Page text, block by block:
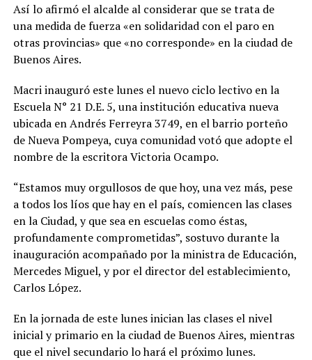
Así lo afirmó el alcalde al considerar que se trata de
una medida de fuerza «en solidaridad con el paro en
otras provincias» que «no corresponde» en la ciudad de
Buenos Aires.
Macri inauguró este lunes el nuevo ciclo lectivo en la
Escuela N° 21 D.E. 5, una institución educativa nueva
ubicada en Andrés Ferreyra 3749, en el barrio porteño
de Nueva Pompeya, cuya comunidad votó que adopte el
nombre de la escritora Victoria Ocampo.
“Estamos muy orgullosos de que hoy, una vez más, pese
a todos los líos que hay en el país, comiencen las clases
en la Ciudad, y que sea en escuelas como éstas,
profundamente comprometidas”, sostuvo durante la
inauguración acompañado por la ministra de Educación,
Mercedes Miguel, y por el director del establecimiento,
Carlos López.
En la jornada de este lunes inician las clases el nivel
inicial y primario en la ciudad de Buenos Aires, mientras
que el nivel secundario lo hará el próximo lunes.